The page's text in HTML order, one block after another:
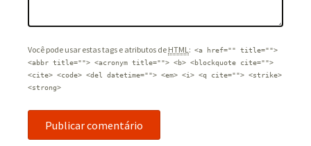
Você pode usar estas tags e atributos de HTML: <a href="" title="">
<abbr title=""> <acronym title=""> <b> <blockquote cite="">
<cite> <code> <del datetime=""> <em> <i> <q cite=""> <strike>
<strong>